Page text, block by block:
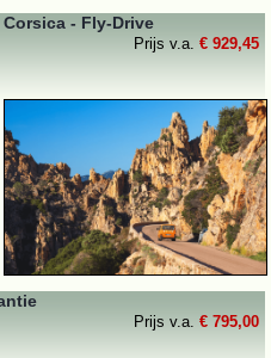
- Fly-Drive
Prijs v.a. € 929,45
Prijs v.a. € 795,00